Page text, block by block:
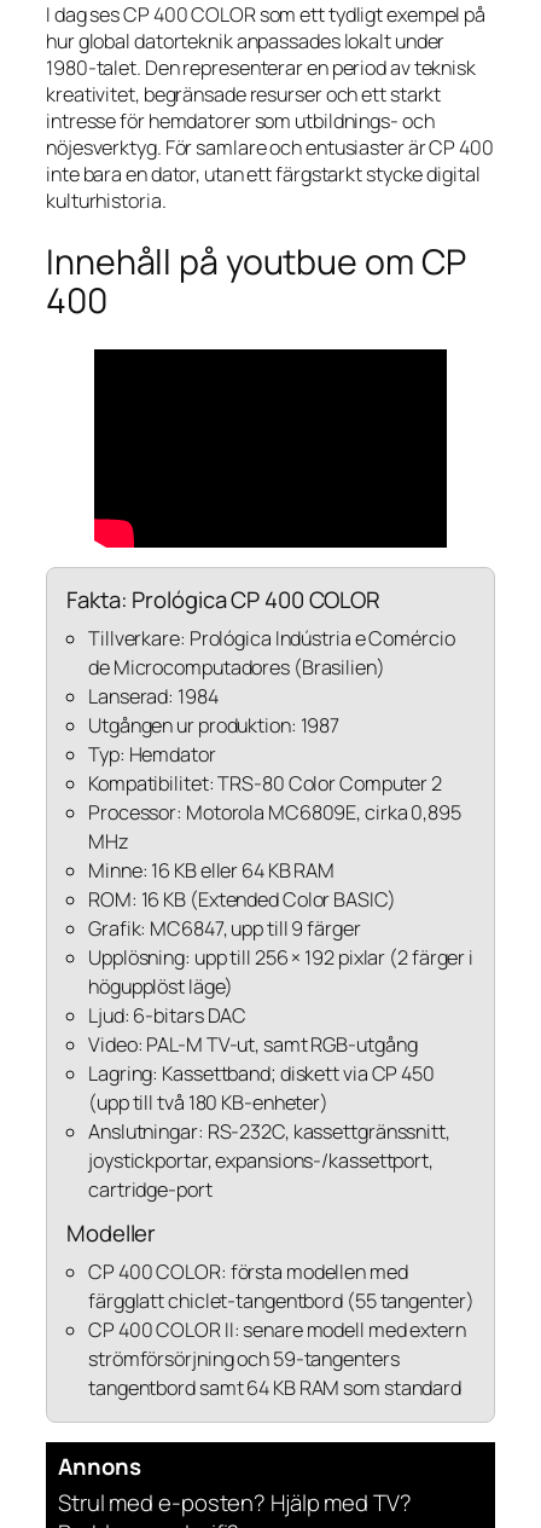
I dag ses CP 400 COLOR som ett tydligt exempel på
hur global datorteknik anpassades lokalt under
1980-talet. Den representerar en period av teknisk
kreativitet, begränsade resurser och ett starkt
intresse för hemdatorer som utbildnings- och
nöjesverktyg. För samlare och entusiaster är CP 400
inte bara en dator, utan ett färgstarkt stycke digital
kulturhistoria.
Innehåll på youtbue om CP
400
Fakta: Prológica CP 400 COLOR
Tillverkare: Prológica Indústria e Comércio
de Microcomputadores (Brasilien)
Lanserad: 1984
Utgången ur produktion: 1987
Typ: Hemdator
Kompatibilitet: TRS-80 Color Computer 2
Processor: Motorola MC6809E, cirka 0,895
MHz
Minne: 16 KB eller 64 KB RAM
ROM: 16 KB (Extended Color BASIC)
Grafik: MC6847, upp till 9 färger
Upplösning: upp till 256 × 192 pixlar (2 färger i
högupplöst läge)
Ljud: 6-bitars DAC
Video: PAL-M TV-ut, samt RGB-utgång
Lagring: Kassettband; diskett via CP 450
(upp till två 180 KB-enheter)
Anslutningar: RS-232C, kassettgränssnitt,
joystickportar, expansions-/kassettport,
cartridge-port
Modeller
CP 400 COLOR: första modellen med
färgglatt chiclet-tangentbord (55 tangenter)
CP 400 COLOR II: senare modell med extern
strömförsörjning och 59-tangenters
tangentbord samt 64 KB RAM som standard
Annons
Strul med e-posten? Hjälp med TV?